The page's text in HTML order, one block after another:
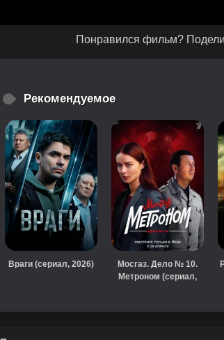
Понравился фильм?
Рекомендуемое
Враги (сериал, 2026)
Мосгаз. Дело № 10.
Метроном (сериал,